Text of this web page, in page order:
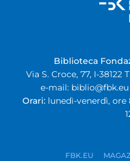
Biblioteca
Via S. Croce, 77, I-38122
e-mail: biblio@fbk.eu
Orari: lunedì-venerdì, ore
FBK.EU